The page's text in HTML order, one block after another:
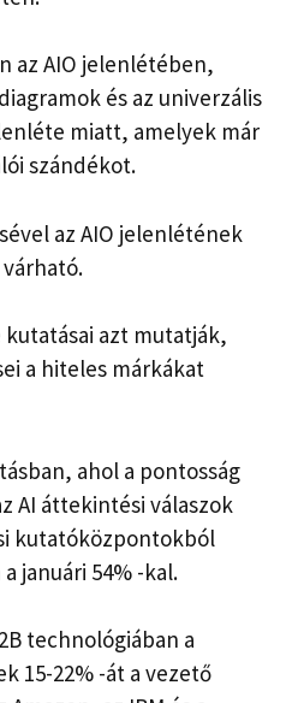
az AIO jelenlétében,
és az univerzális
miatt, amelyek már
szándékot.
az AIO jelenlétének
azt mutatják,
a hiteles márkákat
ahol a pontosság
AI áttekintési válaszok
kutatóközpontokból
januári 54% -kal.
technológiában a
15-22% -át a vezető